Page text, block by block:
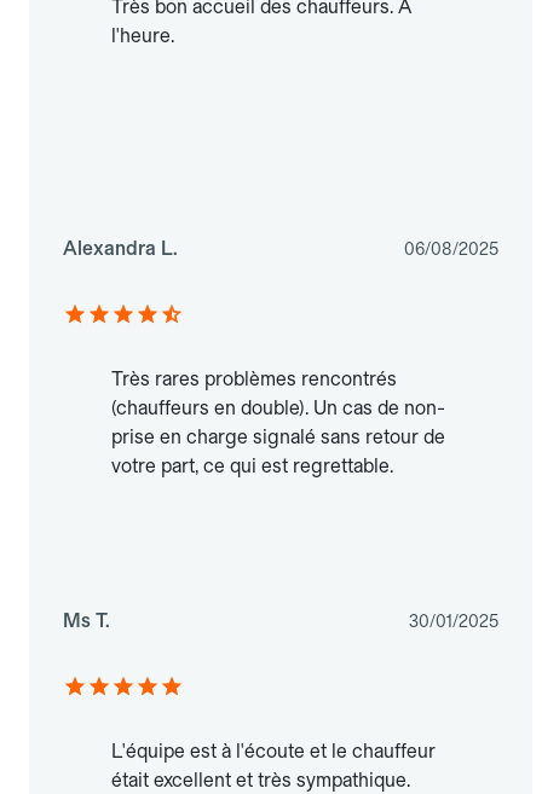
Très bon accueil des chauffeurs. À
l'heure.
Alexandra L. 06/08/2025
Très rares problèmes rencontrés
(chauffeurs en double). Un cas de non-
prise en charge signalé sans retour de
votre part, ce qui est regrettable.
Ms T. 30/01/2025
L'équipe est à l'écoute et le chauffeur
était excellent et très sympathique.